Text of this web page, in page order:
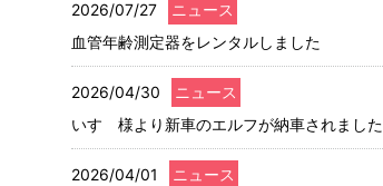
2026/07/27
ニュース
血管年齢測定器をレンタルしました
2026/04/30
ニュース
いすゞ様より新車のエルフが納車されました
2026/04/01
ニュース